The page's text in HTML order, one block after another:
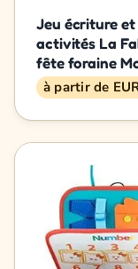
Jeu écriture
activités La
fête foraine
à partir de